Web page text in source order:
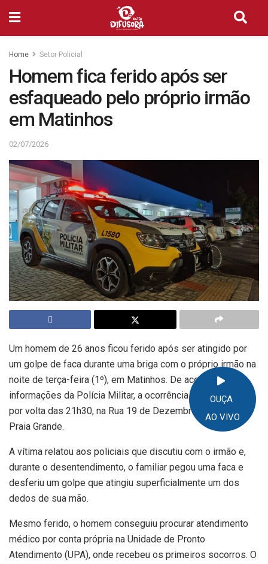
OUÇA
AO VIVO
Home Setor Policial
Homem fica ferido após ser
esfaqueado pelo próprio irmão
em Matinhos
02/07/2026
Um homem de 26 anos ficou ferido após ser atingido por
um golpe de faca durante uma briga com o próprio irmão na
noite de terça-feira (1º), em Matinhos. De acordo com
informações da Polícia Militar, a ocorrência foi registrada
por volta das 21h30, na Rua 19 de Dezembro, no Balneário
Praia Grande.
A vítima relatou aos policiais que discutiu com o irmão e,
durante o desentendimento, o familiar pegou uma faca e
desferiu um golpe que atingiu superficialmente um dos
dedos de sua mão.
Mesmo ferido, o homem conseguiu procurar atendimento
médico por conta própria na Unidade de Pronto
Atendimento (UPA), onde recebeu os primeiros socorros. O